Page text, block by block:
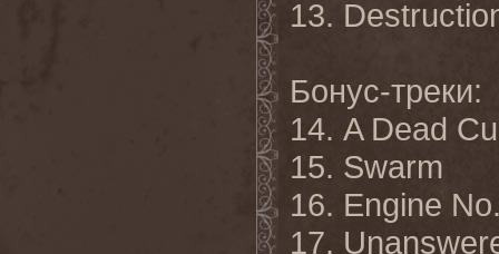
13.
Бонус-треки:
14. A Dead
15. Swarm
16. Engine
17.